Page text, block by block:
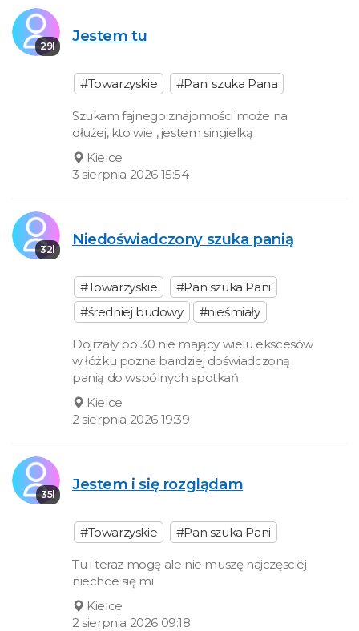
29l
Jestem tu
#Towarzyskie #Pani szuka Pana
Szukam fajnego znajomości może na
dłużej, kto wie , jestem singielką
Kielce
3 sierpnia 2026 15:54
32l
Niedoświadczony szuka panią
#Towarzyskie
#Pan szuka Pani
#średniej budowy
#nieśmiały
Dojrzały po 30 nie mający wielu ekscesów
w łóżku pozna bardziej doświadczoną
panią do wspólnych spotkań.
Kielce
2 sierpnia 2026 19:39
35l
Jestem i się rozglądam
#Towarzyskie #Pan szuka Pani
Tu i teraz mogę ale nie muszę najczęsciej
niechce się mi
Kielce
2 sierpnia 2026 09:18